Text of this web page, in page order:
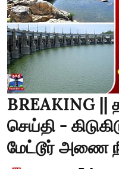
BREAKING ||
செய்தி -
மேட்டூர் அணை